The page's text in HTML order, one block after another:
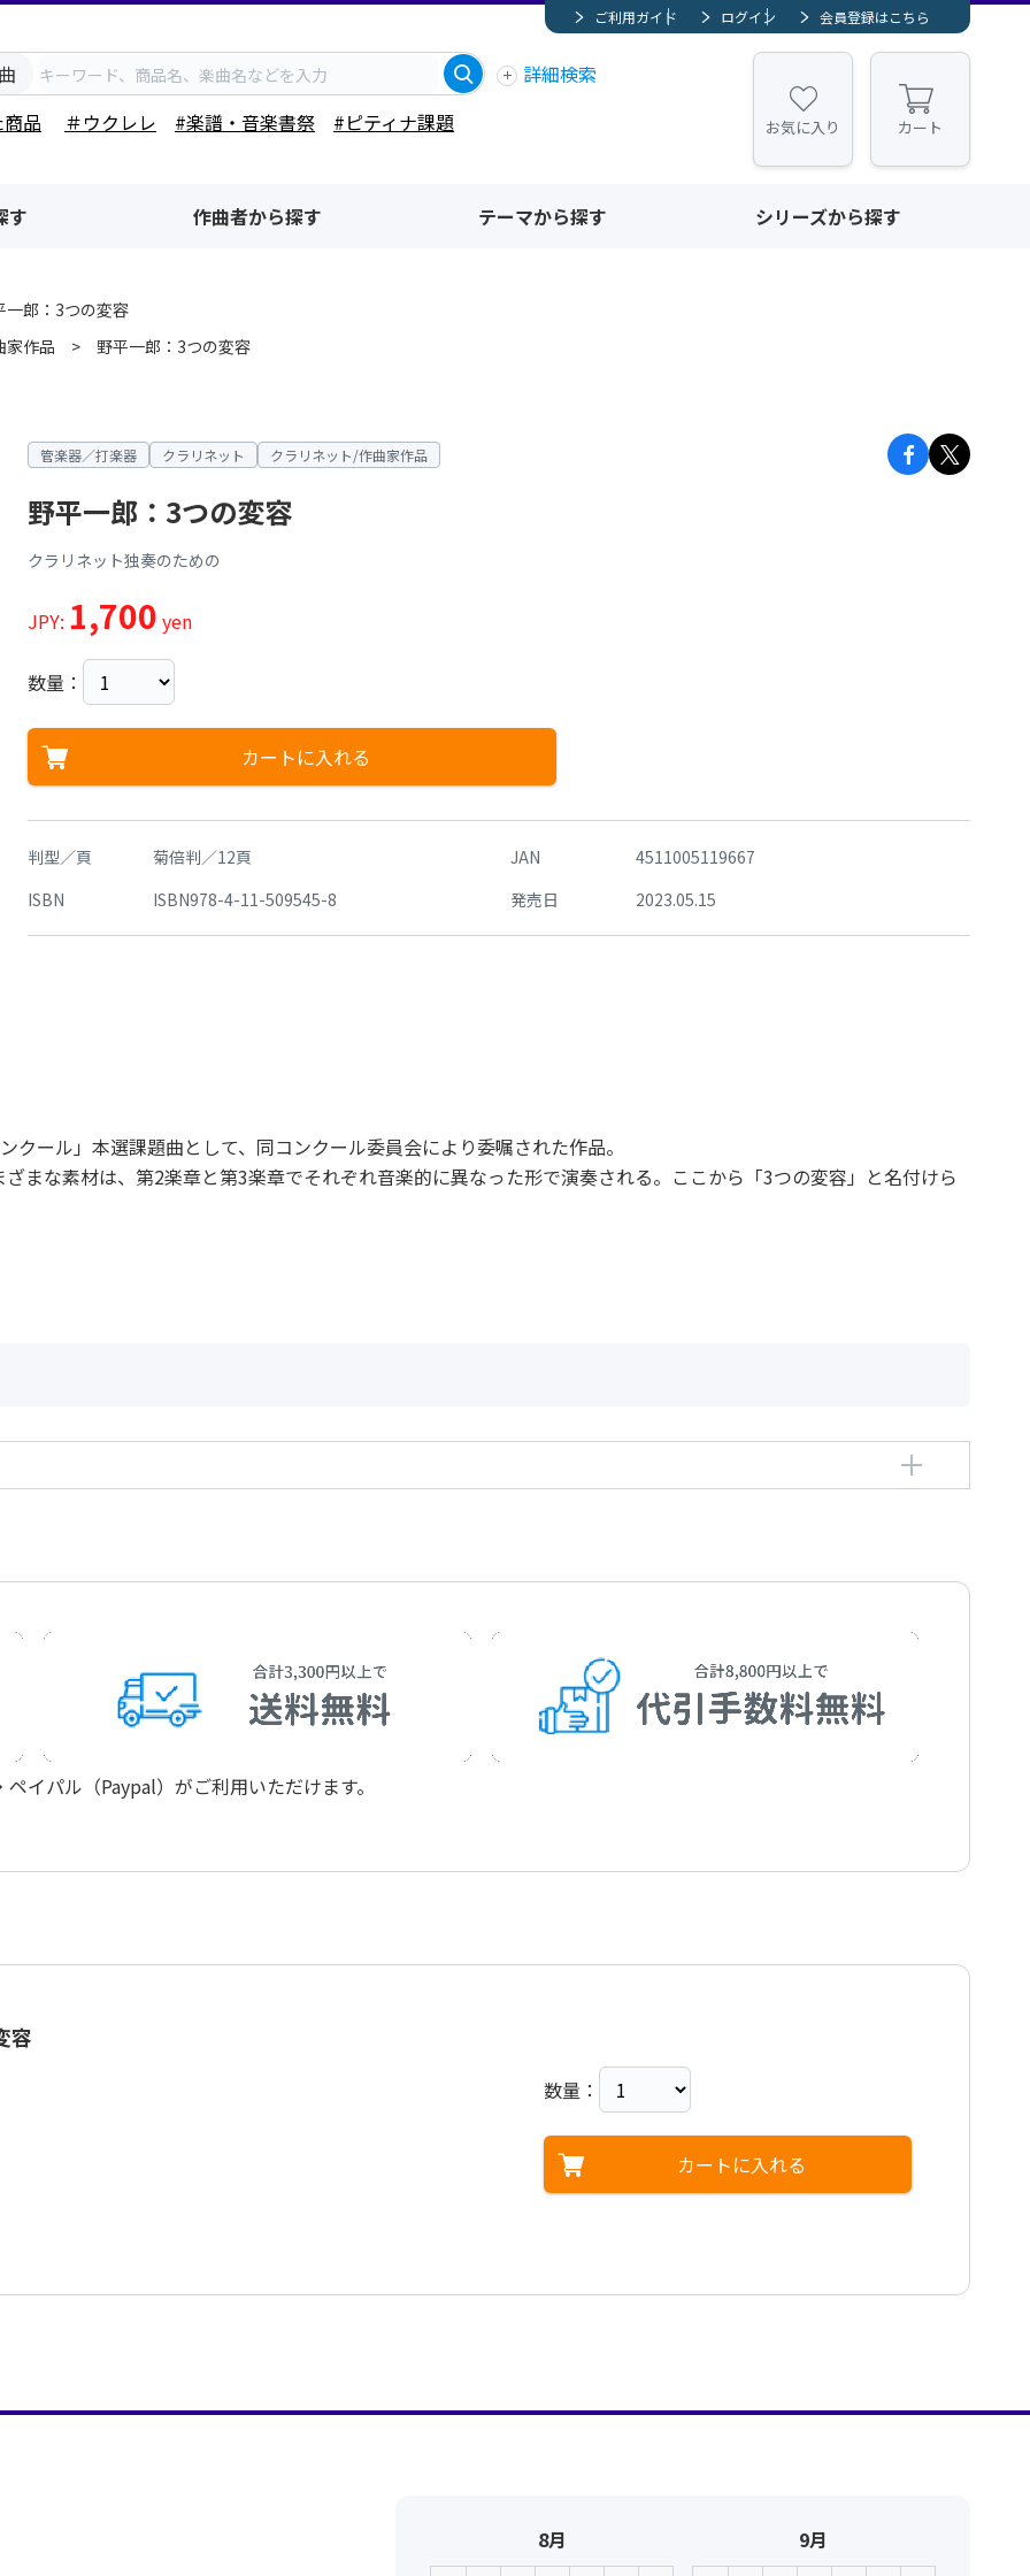
ご利用ガイド ログイン 会員登録はこちら
詳細検索
品
＃ウクレレ #楽譜・音楽書祭 #ピティナ課題 お気に入り カート
す 作曲者から探す テーマから探す シリーズから探す
一郎：3つの変容
家作品
野平一郎：3つの変容
管楽器／打楽器 クラリネット クラリネット/作曲家作品
野平一郎：3つの変容
クラリネット独奏のための
JPY: 1,700 yen
数量：
カートに入れる
判型／頁 菊倍判／12頁 JAN
4511005119667
ISBN
ISBN978-4-11-509545-8 発売日 2023.05.15
ール」本選課題曲として、同コンクール委員会により委嘱された作品。
まな素材は、第2楽章と第3楽章でそれぞれ音楽的に異なった形で演奏される。ここから「3つの変容」と名付けら
イパル（Paypal）がご利用いただけます。
容
数量：
カートに入れる
8月 9月